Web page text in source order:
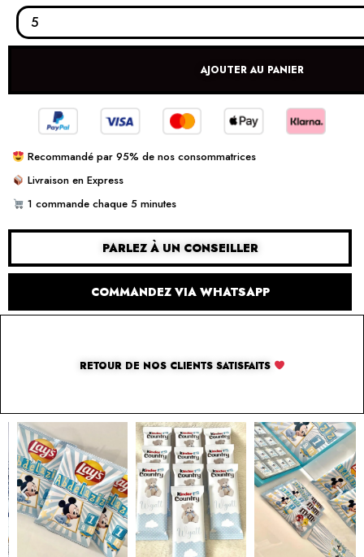
AJOUTER AU PANIER
Recommandé par 95% de nos consommatrices
Livraison en Express
1 commande chaque 5 minutes
PARLEZ À UN CONSEILLER
COMMANDEZ VIA WHATSAPP
RETOUR DE NOS CLIENTS SATISFAITS